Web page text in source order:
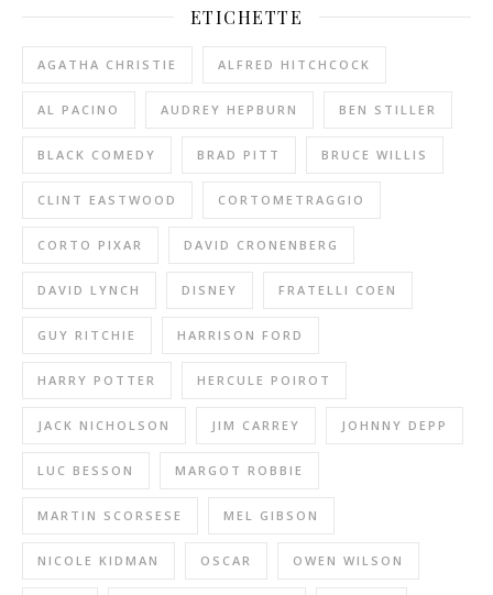
ETICHETTE
AGATHA CHRISTIE ALFRED HITCHCOCK
AL PACINO AUDREY HEPBURN BEN STILLER
BLACK COMEDY BRAD PITT BRUCE WILLIS
CLINT EASTWOOD CORTOMETRAGGIO
CORTO PIXAR DAVID CRONENBERG
DAVID LYNCH DISNEY FRATELLI COEN
GUY RITCHIE HARRISON FORD
HARRY POTTER HERCULE POIROT
JACK NICHOLSON JIM CARREY JOHNNY DEPP
LUC BESSON MARGOT ROBBIE
MARTIN SCORSESE MEL GIBSON
NICOLE KIDMAN OSCAR OWEN WILSON